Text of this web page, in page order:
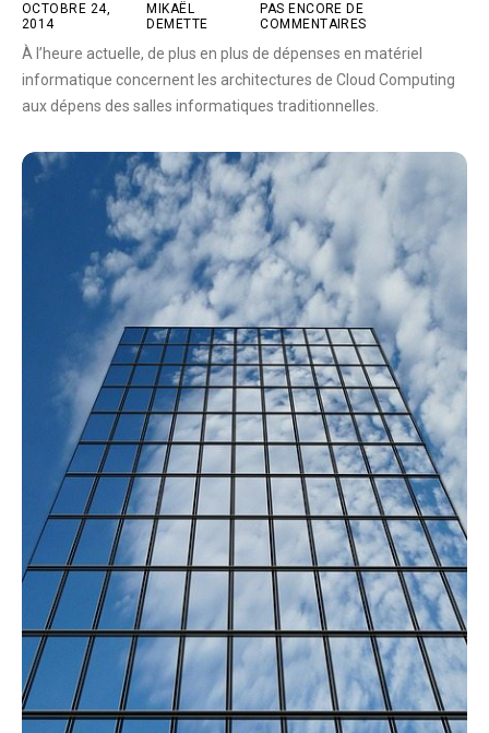
OCTOBRE 24,
2014
MIKAËL
DEMETTE
PAS ENCORE DE
COMMENTAIRES
À l’heure actuelle, de plus en plus de dépenses en matériel
informatique concernent les architectures de Cloud Computing
aux dépens des salles informatiques traditionnelles.